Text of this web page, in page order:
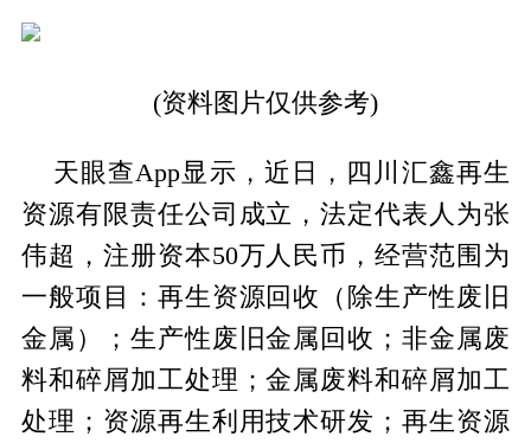
(资料图片仅供参考)
天眼查App显示，近日，四川汇鑫再生
资源有限责任公司成立，法定代表人为张
伟超，注册资本50万人民币，经营范围为
一般项目：再生资源回收（除生产性废旧
金属）；生产性废旧金属回收；非金属废
料和碎屑加工处理；金属废料和碎屑加工
处理；资源再生利用技术研发；再生资源